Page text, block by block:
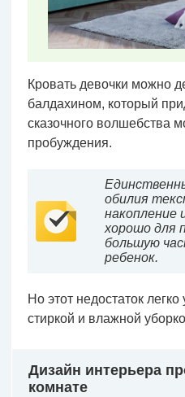
Кровать девочки можно
балдахином, который
сказочного волшебства
пробуждения.
обилия
накопление
хорошо для
большую
ребенок.
Но этот недостаток
стиркой и влажной
Дизайн интерьера
комнате